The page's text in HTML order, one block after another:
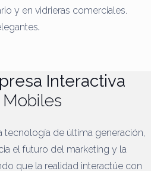
y en vidrieras comerciales.
.
Interactiva
Mobiles
tecnología de última generación,
el futuro del marketing y la
que la realidad interactúe con